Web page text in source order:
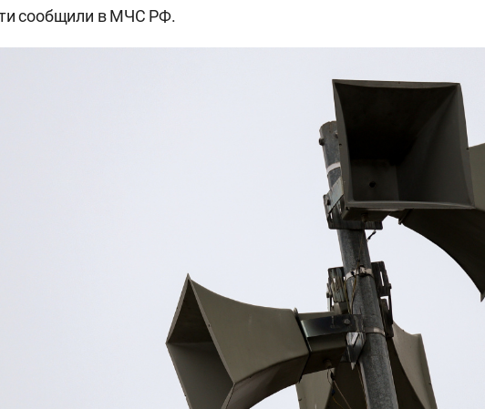
сообщили в МЧС РФ.